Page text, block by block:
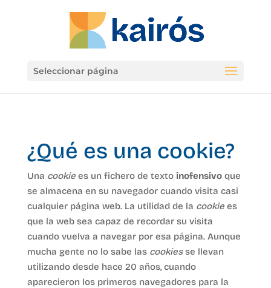
Seleccionar página
¿Qué es una cookie?
Una cookiees un fichero de texto inofensivoque
se almacena en su navegador cuando visita casi
cualquier página web. La utilidad de la cookiees
que la web sea capaz de recordar su visita
cuando vuelva a navegar por esa página. Aunque
mucha gente no lo sabe las cookiesse llevan
utilizando desde hace 20 años, cuando
aparecieron los primeros navegadores para la